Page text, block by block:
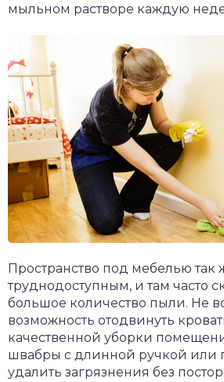
мыльном растворе каждую
Пространство под мебелью так
труднодоступным, и там часто
большое количество пыли. Не
возможность отодвинуть
качественной уборки
швабры с длинной ручкой или
удалить загрязнения без